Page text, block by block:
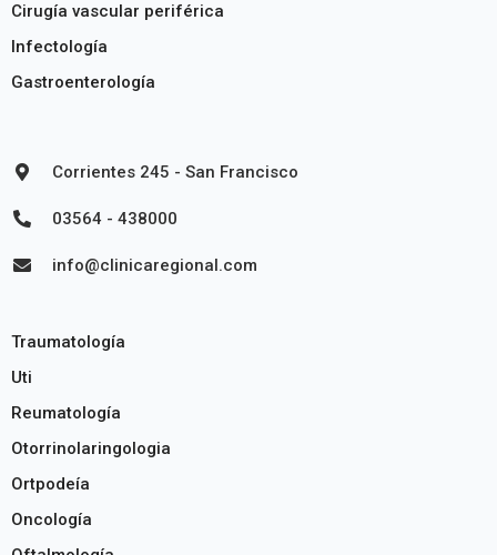
Cirugía vascular periférica
Infectología
Gastroenterología
Corrientes 245 - San Francisco
03564 - 438000
info@clinicaregional.com
Traumatología
Uti
Reumatología
Otorrinolaringologia
Ortpodeía
Oncología